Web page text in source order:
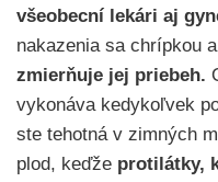
všeobecní lekári aj
nakazenia sa chrípkou
zmierňuje jej priebeh.
vykonáva kedykoľvek
ste tehotná v zimných
plod, keďže protilátky,